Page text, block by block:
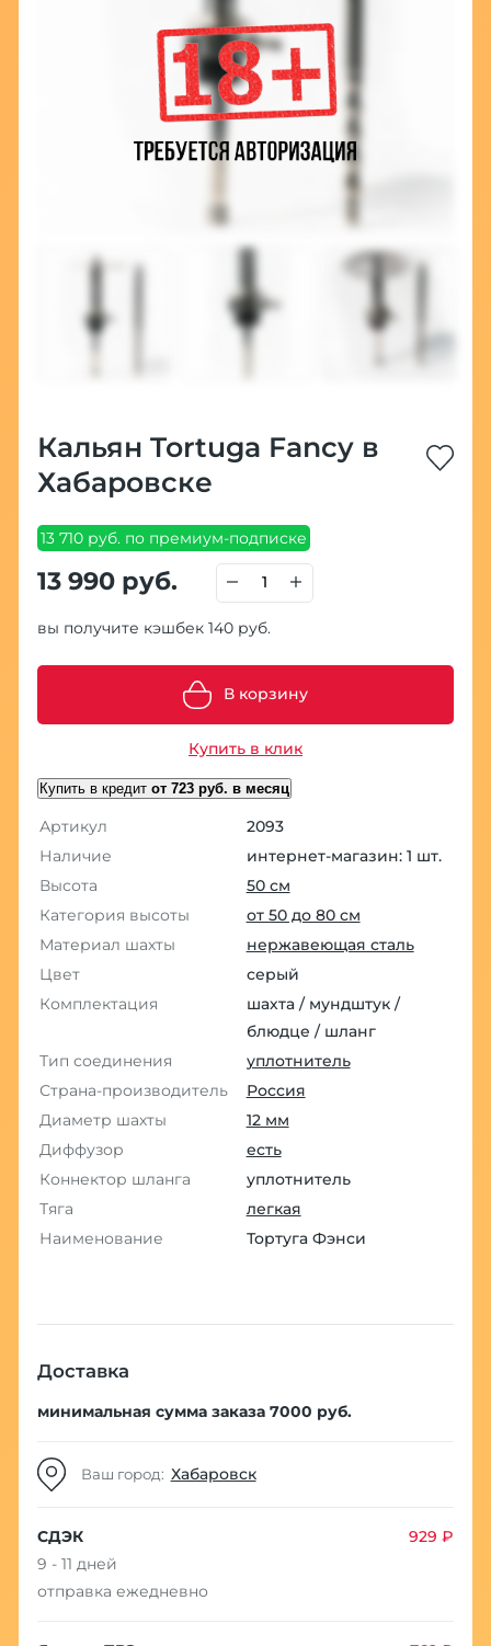
Кальян Tortuga Fancy в
Хабаровске
13 710 руб. по премиум-подписке
13 990 руб.
вы получите кэшбек 140 руб.
В корзину
Купить в клик
Купить в кредит от 723 руб. в месяц
Артикул
2093
Наличие
интернет-магазин: 1 шт.
Высота
50 см
Категория высоты
от 50 до 80 см
Материал шахты
нержавеющая сталь
Цвет
серый
Комплектация
шахта / мундштук /
блюдце / шланг
Тип соединения
уплотнитель
Страна-производитель
Россия
Диаметр шахты
12 мм
Диффузор
есть
Коннектор шланга
уплотнитель
Тяга
легкая
Наименование
Тортуга Фэнси
Доставка
минимальная сумма заказа 7000 руб.
Ваш город: Хабаровск
СДЭК
929 ₽
9 - 11 дней
отправка ежедневно